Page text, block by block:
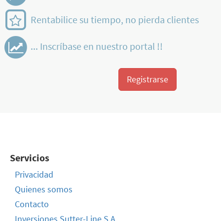
Rentabilice su tiempo, no pierda clientes
... Inscríbase en nuestro portal !!
Registrarse
Servicios
Privacidad
Quienes somos
Contacto